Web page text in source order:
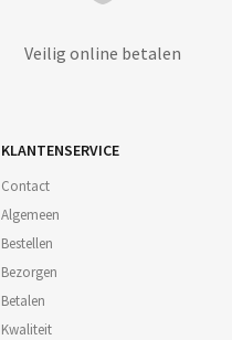
Veilig online betalen
KLANTENSERVICE
Contact
Algemeen
Bestellen
Bezorgen
Betalen
Kwaliteit